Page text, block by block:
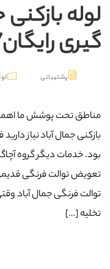
لوله
گیری رایگان09129615767
پشتیبانی
مناطق تحت پوشش ما
بازکنی جمال آباد نیاز
بود. خدمات دیگر گروه
تعویض توالت فرنگی
توالت فرنگی جمال آباد
تخلیه […]